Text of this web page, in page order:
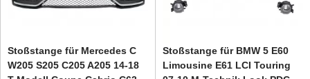
Stoßstange für Mercedes C
W205 S205 C205 A205 14-18
Stoßstange für BMW 5 E60
Limousine E61 LCI Touring